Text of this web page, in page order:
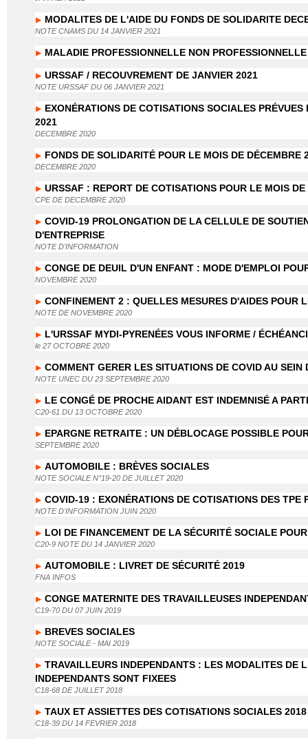
MODALITES DE L'AIDE DU FONDS DE SOLIDARITE
NOTE CNAMS DU 14 JANVIER 2021
MALADIE PROFESSIONNELLE NON
URSSAF / RECOUVREMENT DE JANVIER 2021
NOTE URSSAF DU 06 JANVIER 2021
EXONÉRATIONS DE COTISATIONS SOCIALES
2021
DECEMBRE 2020
FONDS DE SOLIDARITÉ POUR LE MOIS DE DÉCEMBRE
DECEMBRE 2020
URSSAF : REPORT DE COTISATIONS POUR LE MOIS DE
CPE DE DECEMBRE 2020
COVID-19 PROLONGATION DE LA CELLULE DE
D'ENTREPRISE
NOTE D'INFORMATION
CONGE DE DEUIL D'UN ENFANT : MODE D'EMPLOI
NOVEMBRE 2020
CONFINEMENT 2 : QUELLES MESURES D'AIDES POUR
NOTE DE NOVEMBRE 2020
L'URSSAF MYDI-PYRENÉES VOUS INFORME /
le 27 OCTOBRE 2020
COMMENT GERER LES SITUATIONS DE COVID AU
NOTE UNEC DU 23 SEPTEMBRE 2020
LE CONGÉ DE PROCHE AIDANT EST INDEMNISÉ A
C20-61 DU 13 OCTOBRE 2020
EPARGNE RETRAITE : UN DÉBLOCAGE POSSIBLE
SEPTEMBRE 2020
AUTOMOBILE : BRÈVES SOCIALES
NOTE SOCIALE N°19-20 DE JUILLET 2020
COVID-19 : EXONÉRATIONS DE COTISATIONS DES
NOTE D'INFORMATION JUIN 2020
LOI DE FINANCEMENT DE LA SÉCURITÉ SOCIALE
C20-9 NOTE DU 14 JANVIER 2020
AUTOMOBILE : LIVRET DE SÉCURITÉ 2019
FNA INFOS
CONGE MATERNITE DES TRAVAILLEUSES
C19-70 DU 07 JUIN 2019
BREVES SOCIALES
NOTE SOCIALE - MAI 2019
TRAVAILLEURS INDEPENDANTS : LES MODALITES DE
INDEPENDANTS SONT FIXEES
C18-68 DE JUILLET 2018
TAUX ET ASSIETTES DES COTISATIONS SOCIALES
C18-39 DU 14 FEVRIER 2018